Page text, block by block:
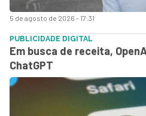
5 de agosto de 2026 - 17:31
PUBLICIDADE DIGITAL
Em busca de receita,
ChatGPT